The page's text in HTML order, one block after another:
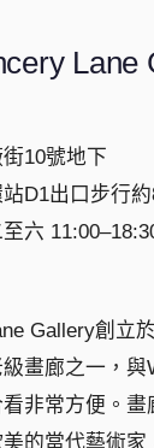
Lane
街10號地下
站D1出口步行
至六
Gallery創立
畫廊之一，與
非常方便。畫
的當代藝術